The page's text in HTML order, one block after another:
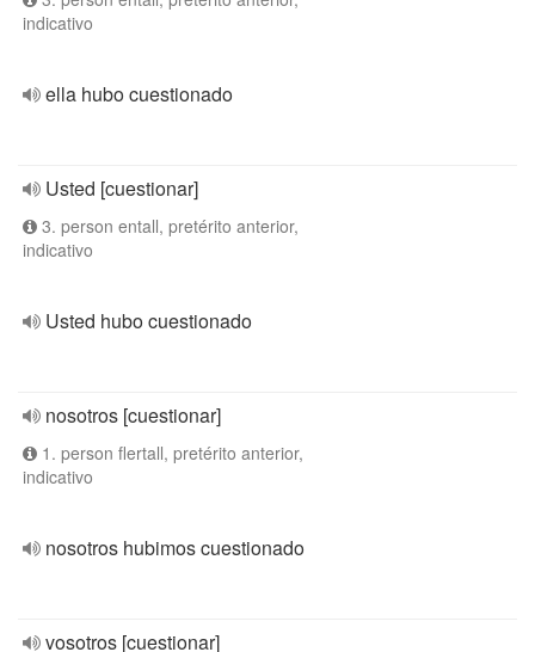
indicativo
ella hubo cuestionado
Usted [cuestionar]
3. person entall, pretérito anterior,
indicativo
Usted hubo cuestionado
nosotros [cuestionar]
1. person flertall, pretérito anterior,
indicativo
nosotros hubimos cuestionado
vosotros [cuestionar]